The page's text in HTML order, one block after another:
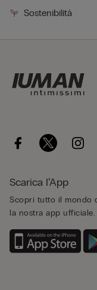
Sostenibilità
Scarica l’App
Scopri tutto il mondo
la nostra app ufficiale.